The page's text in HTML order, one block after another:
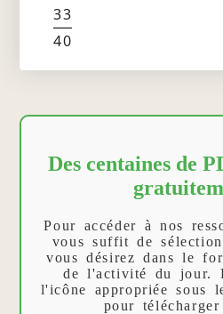
33
40
Des centaines de
Pour accéder à nos
vous suffit de
vous désirez dans le
de l'activité du jour.
l'icône appropriée sous
pour